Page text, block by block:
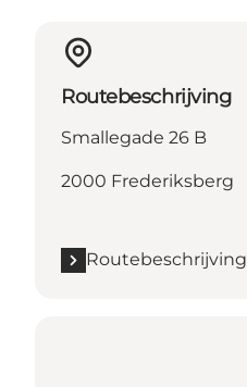
Routebeschrijving
Smallegade 26 B
2000 Frederiksberg
Routebeschrijving